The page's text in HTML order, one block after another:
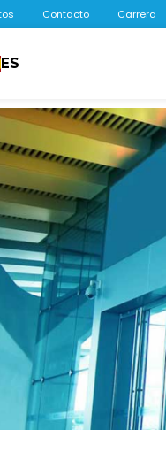
Contacto Carrera
ES